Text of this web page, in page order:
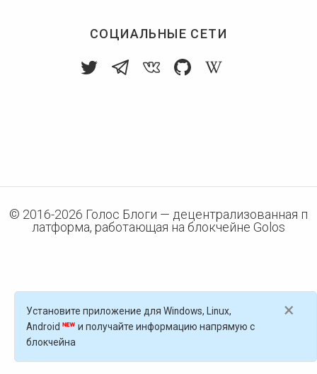
СОЦИАЛЬНЫЕ СЕТИ
© 2016-2026 Голос Блоги — децентрализованная п
латформа, работающая на блокчейне Golos
×
Установите приложение для Windows, Linux,
Android
и получайте информацию напрямую с
блокчейна